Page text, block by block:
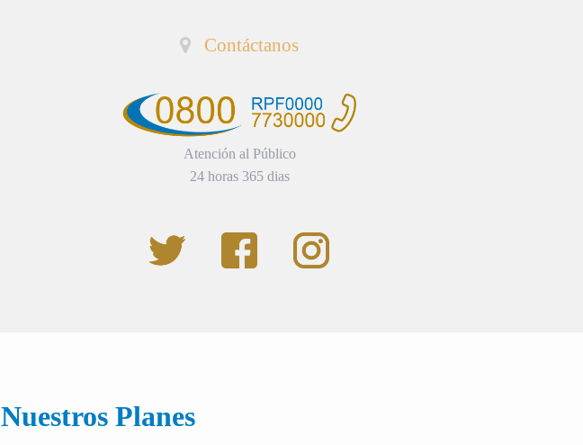
Contáctanos
Atención al Público
24 horas 365 dias
Nuestros Planes